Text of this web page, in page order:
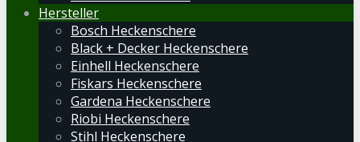
Hersteller
Bosch Heckenschere
Black + Decker Heckenschere
Einhell Heckenschere
Fiskars Heckenschere
Gardena Heckenschere
Riobi Heckenschere
Stihl Heckenschere